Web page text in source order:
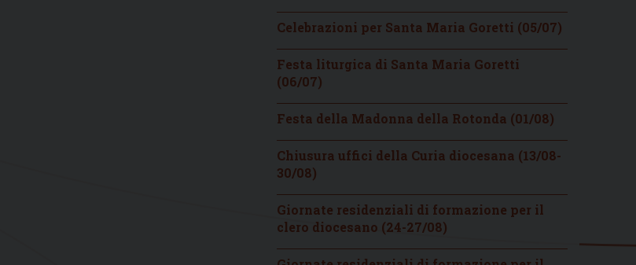
Celebrazioni per Santa Maria Goretti (05/07)
Festa liturgica di Santa Maria Goretti
(06/07)
Festa della Madonna della Rotonda (01/08)
Chiusura uffici della Curia diocesana (13/08-
30/08)
Giornate residenziali di formazione per il
clero diocesano (24-27/08)